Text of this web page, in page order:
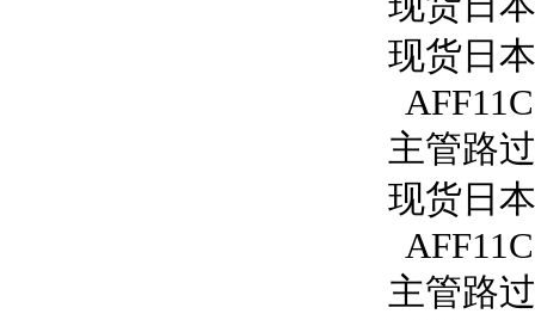
现货日
主管路
现货日
主管路